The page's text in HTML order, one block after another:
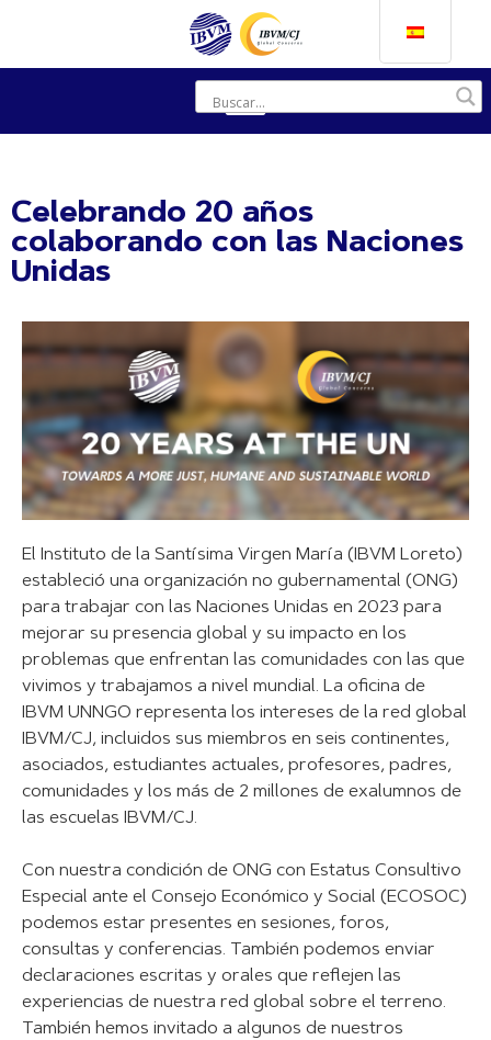
Celebrando 20 años
colaborando con las Naciones
Unidas
El Instituto de la Santísima Virgen María (IBVM Loreto)
estableció una organización no gubernamental (ONG)
para trabajar con las Naciones Unidas en 2023 para
mejorar su presencia global y su impacto en los
problemas que enfrentan las comunidades con las que
vivimos y trabajamos a nivel mundial. La oficina de
IBVM UNNGO representa los intereses de la red global
IBVM/CJ, incluidos sus miembros en seis continentes,
asociados, estudiantes actuales, profesores, padres,
comunidades y los más de 2 millones de exalumnos de
las escuelas IBVM/CJ.
Con nuestra condición de ONG con Estatus Consultivo
Especial ante el Consejo Económico y Social (ECOSOC)
podemos estar presentes en sesiones, foros,
consultas y conferencias. También podemos enviar
declaraciones escritas y orales que reflejen las
experiencias de nuestra red global sobre el terreno.
También hemos invitado a algunos de nuestros